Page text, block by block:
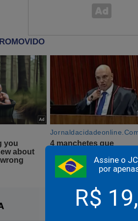
Assine o
por
R$
52°C (veja o vídeo)
Advogado de Adélio recebe visita da
uma intrigante revelação